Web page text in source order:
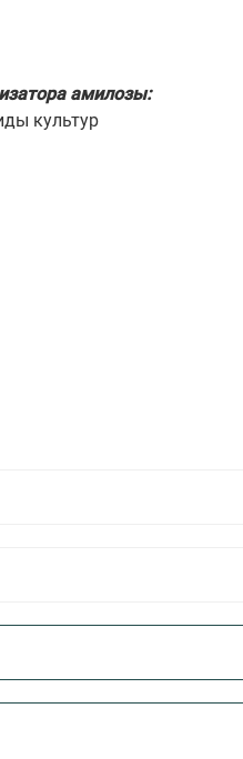
амилозы:
культур